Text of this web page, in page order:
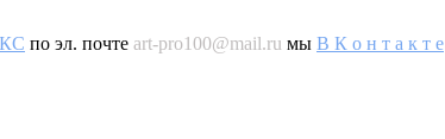
по эл. почте art-pro100@mail.ru мы В К о н т а к т е